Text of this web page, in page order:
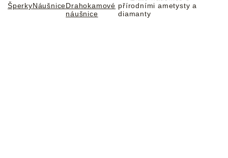
Domů
ŠperkyNáušniceDrahokamové
náušnice
přírodními ametysty a
diamanty